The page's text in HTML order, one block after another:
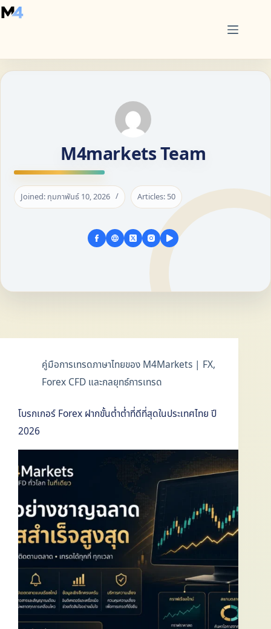
Skip
M4markets Team
Joined: กุมภาพันธ์ 10, 2026 Articles: 50
คู่มือการเทรดภาษาไทยของ M4Markets | FX,
Forex CFD และกลยุทธ์การเทรด
โบรกเกอร์ Forex ฝากขั้นต่ำต่ำที่ดีที่สุดในประเทศไทย ปี
2026